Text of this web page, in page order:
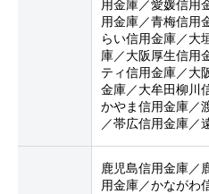
用金庫／愛媛信用
用金庫／青梅信用
らい信用金庫／大
庫／大阪厚生信用
ティ信用金庫／大
金庫／大牟田柳川
かやま信用金庫／
／帯広信用金庫／
鹿児島信用金庫／
用金庫／かながわ